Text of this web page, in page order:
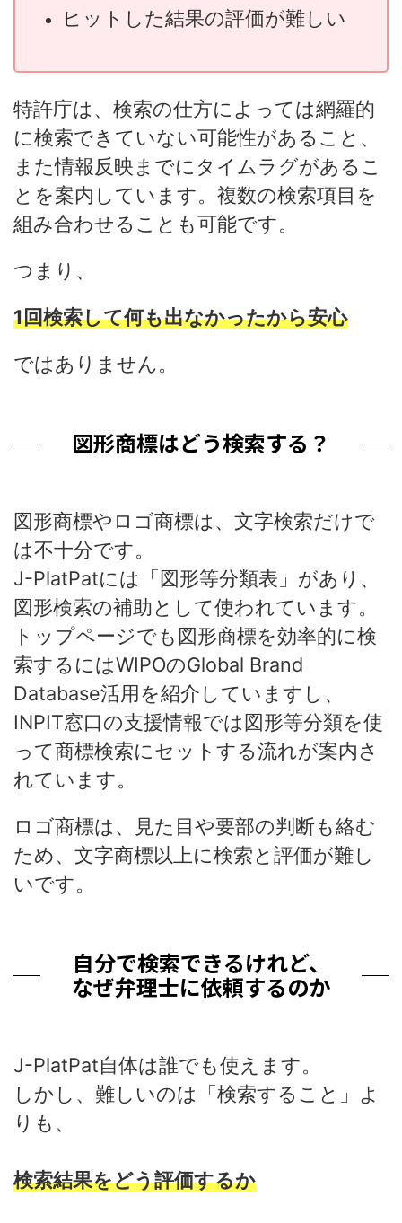
ヒットした結果の評価が難しい
特許庁は、検索の仕方によっては網羅的
に検索できていない可能性があること、
また情報反映までにタイムラグがあるこ
とを案内しています。複数の検索項目を
組み合わせることも可能です。
つまり、
1回検索して何も出なかったから安心
ではありません。
図形商標はどう検索する？
図形商標やロゴ商標は、文字検索だけで
は不十分です。
J-PlatPatには「図形等分類表」があり、
図形検索の補助として使われています。
トップページでも図形商標を効率的に検
索するにはWIPOのGlobal Brand
Database活用を紹介していますし、
INPIT窓口の支援情報では図形等分類を使
って商標検索にセットする流れが案内さ
れています。
ロゴ商標は、見た目や要部の判断も絡む
ため、文字商標以上に検索と評価が難し
いです。
自分で検索できるけれど、
なぜ弁理士に依頼するのか
J-PlatPat自体は誰でも使えます。
しかし、難しいのは「検索すること」よ
りも、
検索結果をどう評価するか